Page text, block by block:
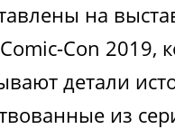
на
Con 2019,
детали
из